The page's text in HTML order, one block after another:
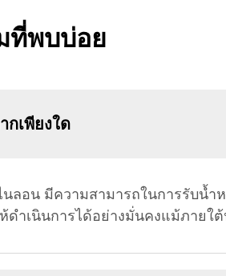
ที่พบบ่อย
กเพียงใด
ลอน มีความสามารถในการรับน้ำ
ำเนินการได้อย่างมั่นคงแม้ภายใ